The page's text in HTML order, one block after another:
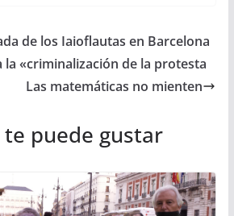
de los Iaioflautas en Barcelona
«criminalización de la protesta
Las matemáticas no mienten
puede gustar